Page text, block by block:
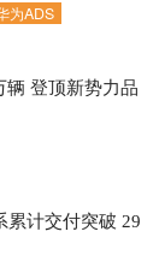
为ADS
辆 登顶新势力品
累计交付突破 29